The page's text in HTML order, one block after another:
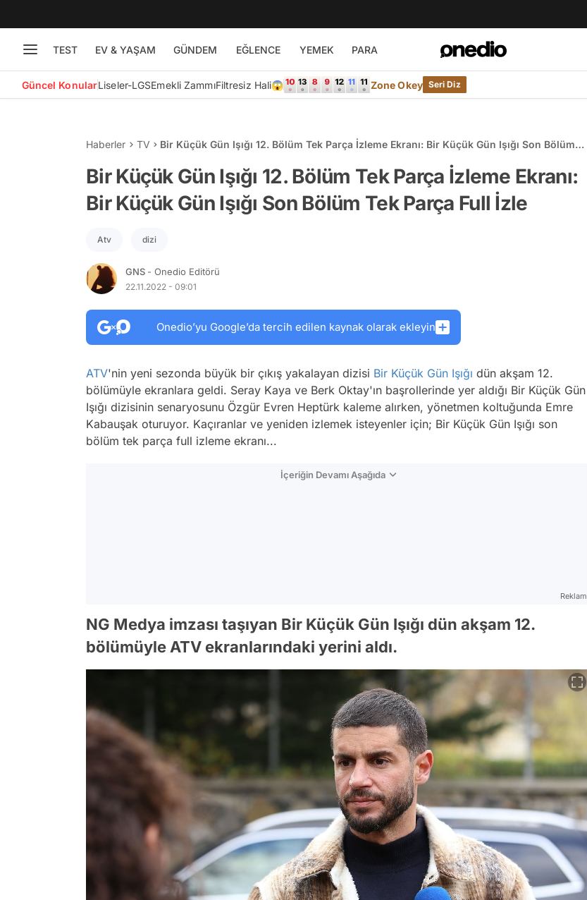
TEST EV & YAŞAM GÜNDEM EĞLENCE YEMEK PARA
Güncel KonularLiseler-LGSEmekli ZammıFiltresiz Hali😱 Zone Okey Seri Diz
Haberler TV
Bir Küçük Gün Işığı 12. Bölüm Tek Parça İzleme Ekranı: Bir Küçük Gün Işığı Son Bölüm
Bir Küçük Gün Işığı 12. Bölüm Tek Parça İzleme Ekranı:
Bir Küçük Gün Işığı Son Bölüm Tek Parça Full İzle
Atv dizi
GNS - Onedio Editörü
22.11.2022 - 09:01
Onedio’yu Google’da tercih edilen kaynak olarak ekleyin
ATV'nin yeni sezonda büyük bir çıkış yakalayan dizisi Bir Küçük Gün Işığı dün akşam 12.
bölümüyle ekranlara geldi. Seray Kaya ve Berk Oktay'ın başrollerinde yer aldığı Bir Küçük Gün
Işığı dizisinin senaryosunu Özgür Evren Heptürk kaleme alırken, yönetmen koltuğunda Emre
Kabauşak oturuyor. Kaçıranlar ve yeniden izlemek isteyenler için; Bir Küçük Gün Işığı son
bölüm tek parça full izleme ekranı...
İçeriğin Devamı Aşağıda
Reklam
NG Medya imzası taşıyan Bir Küçük Gün Işığı dün akşam 12.
bölümüyle ATV ekranlarındaki yerini aldı.